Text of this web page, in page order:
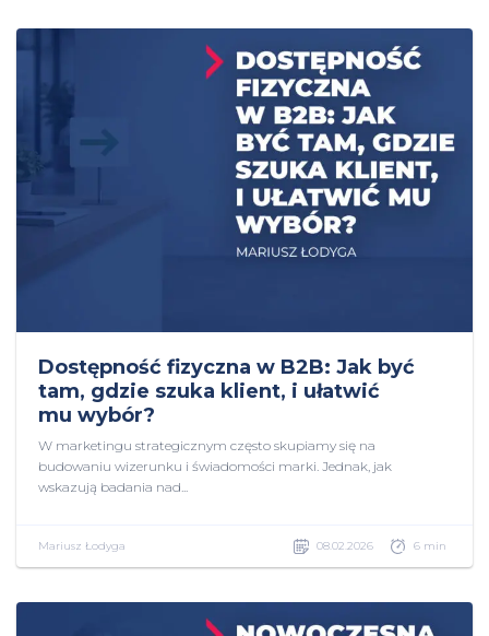
Dostępność fizyczna w B2B: Jak być
tam, gdzie szuka klient, i ułatwić
mu wybór?
W marketingu strategicznym często skupiamy się na
budowaniu wizerunku i świadomości marki. Jednak, jak
wskazują badania nad...
Mariusz Łodyga 08.02.2026 6 min